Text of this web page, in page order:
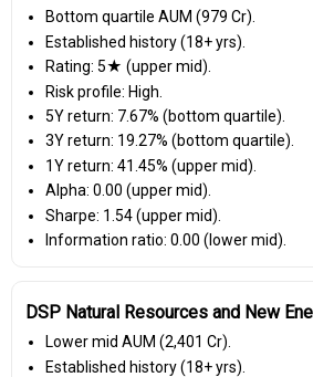
Bottom quartile AUM (₹979 Cr).
Established history (18+ yrs).
Rating: 5★ (upper mid).
Risk profile: High.
5Y return: 7.67% (bottom quartile).
3Y return: 19.27% (bottom quartile).
1Y return: 41.45% (upper mid).
Alpha: 0.00 (upper mid).
Sharpe: 1.54 (upper mid).
Information ratio: 0.00 (lower mid).
DSP Natural Resources and New
Lower mid AUM (₹2,401 Cr).
Established history (18+ yrs).